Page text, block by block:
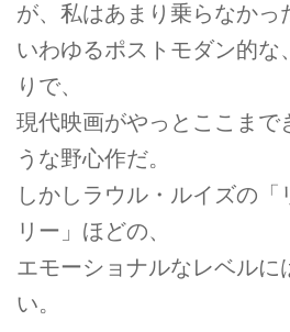
が、私はあまり乗らなかっ
いわゆるポストモダン的な
りで、
現代映画がやっとここまで
うな野心作だ。
しかしラウル・ルイズの「
リー」ほどの、
エモーショナルなレベルに
い。